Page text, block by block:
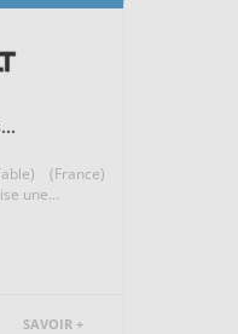
(France)
une...
SAVOIR +